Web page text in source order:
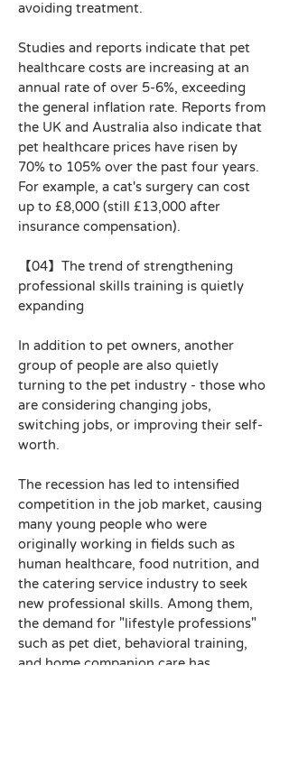
avoiding treatment.
Studies and reports indicate that pet
healthcare costs are increasing at an
annual rate of over 5-6%, exceeding
the general inflation rate. Reports from
the UK and Australia also indicate that
pet healthcare prices have risen by
70% to 105% over the past four years.
For example, a cat's surgery can cost
up to £8,000 (still £13,000 after
insurance compensation).
【04】The trend of strengthening
professional skills training is quietly
expanding
In addition to pet owners, another
group of people are also quietly
turning to the pet industry - those who
are considering changing jobs,
switching jobs, or improving their self-
worth.
The recession has led to intensified
competition in the job market, causing
many young people who were
originally working in fields such as
human healthcare, food nutrition, and
the catering service industry to seek
new professional skills. Among them,
the demand for "lifestyle professions"
such as pet diet, behavioral training,
and home companion care has